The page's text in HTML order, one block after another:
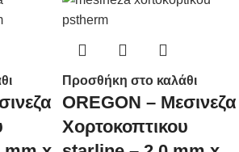
Προσθήκη στο καλάθι
OREGON – Μεσινεζα
Χορτοκοπτικου